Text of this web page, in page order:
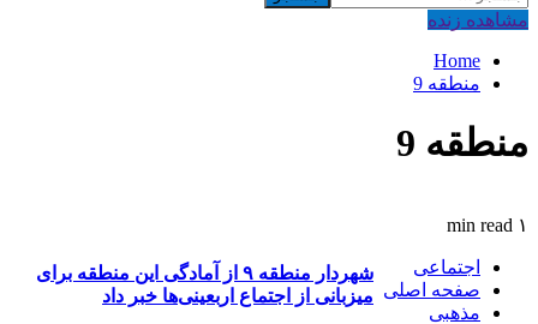
برای:
مشاهده‌ زنده
Home
منطقه 9
منطقه 9
۱ min read
اجتماعی
صفحه اصلی
مذهبی
شهردار منطقه ۹ از آمادگی این منطقه برای
میزبانی از اجتماع اربعینی‌ها خبر داد